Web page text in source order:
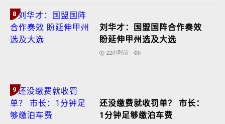
8
刘华才：国盟国阵合作奏效
盼延伸甲州选及大选
22小时前
9
还没缴费就收罚单？ 市长：
1分钟足够缴泊车费